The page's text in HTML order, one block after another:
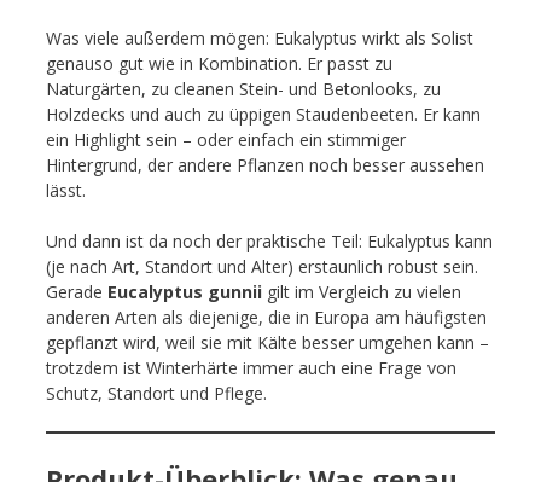
Was viele außerdem mögen: Eukalyptus wirkt als Solist
genauso gut wie in Kombination. Er passt zu
Naturgärten, zu cleanen Stein- und Betonlooks, zu
Holzdecks und auch zu üppigen Staudenbeeten. Er kann
ein Highlight sein – oder einfach ein stimmiger
Hintergrund, der andere Pflanzen noch besser aussehen
lässt.
Und dann ist da noch der praktische Teil: Eukalyptus kann
(je nach Art, Standort und Alter) erstaunlich robust sein.
Gerade Eucalyptus gunnii gilt im Vergleich zu vielen
anderen Arten als diejenige, die in Europa am häufigsten
gepflanzt wird, weil sie mit Kälte besser umgehen kann –
trotzdem ist Winterhärte immer auch eine Frage von
Schutz, Standort und Pflege.